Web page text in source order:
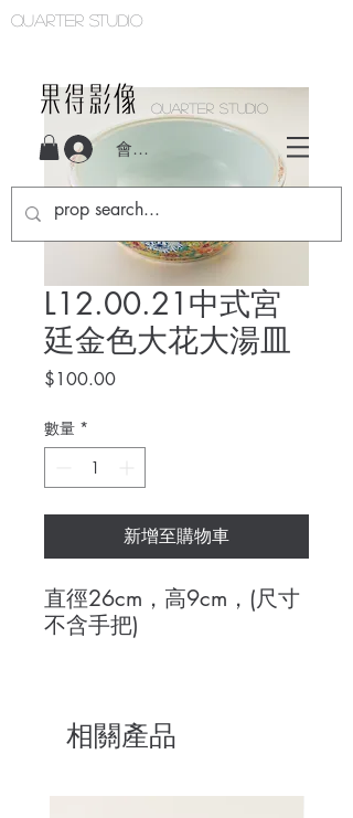
Quarter studio
會員登入
QUARTER STUDIO
L12.00.21中式宮
廷金色大花大湯皿
$100.00價
數量 *
新增至購物車
直徑26cm，高9cm，(尺寸
不含手把)
相關產品